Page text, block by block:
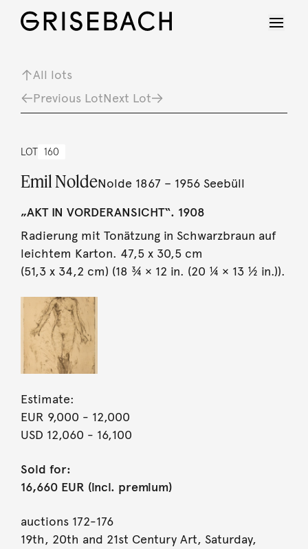
All lots
Previous LotNext Lot
LOT 160
Emil NoldeNolde 1867 – 1956 Seebüll
„AKT IN VORDERANSICHT“. 1908
Radierung mit Tonätzung in Schwarzbraun auf
leichtem Karton. 47,5 x 30,5 cm
(51,3 x 34,2 cm) (18 ¾ × 12 in. (20 ¼ × 13 ½ in.)).
Estimate:
EUR 9,000 - 12,000
USD 12,060 - 16,100
Sold for:
16,660 EUR (incl. premium)
auctions 172-176
19th, 20th and 21st Century Art, Saturday,